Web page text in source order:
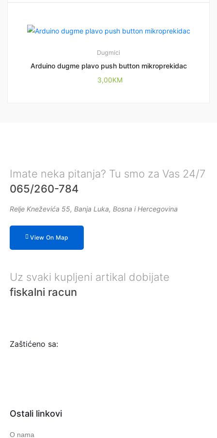
Dugmici
Arduino dugme plavo push button mikroprekidac
3,00KM
Imate neka pitanja? Tu smo za Vas 24/7
065/260-784
Relje Kneževića 55, Banja Luka, Bosna i Hercegovina
View On Map
Uz svaki kupljeni artikal dobijate
fiskalni racun
Zaštićeno sa:
Ostali linkovi
O nama